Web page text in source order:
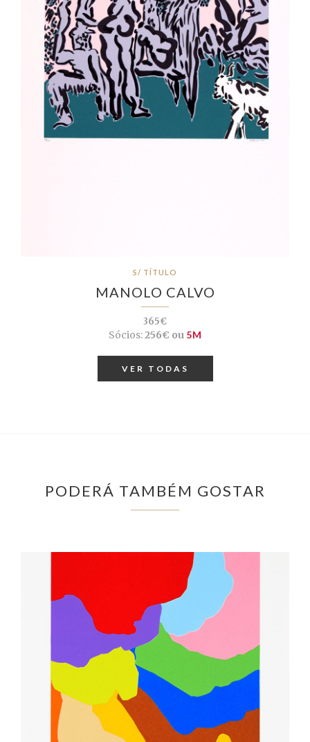
S/ TÍTULO
MANOLO CALVO
365€
Sócios:256€ ou 5M
VER TODAS
PODERÁ TAMBÉM GOSTAR